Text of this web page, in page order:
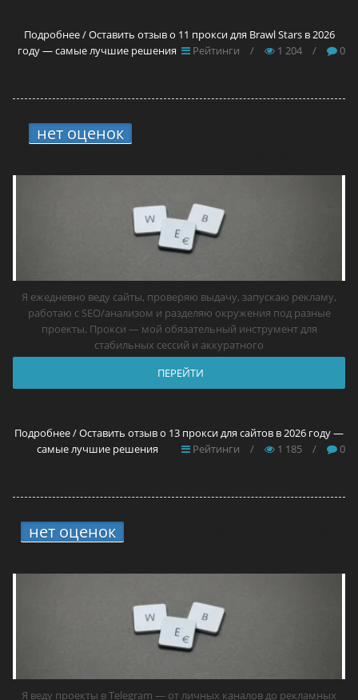
Подробнее / Оставить отзыв о 11 прокси для Brawl Stars в 2026
году — самые лучшие решения
Рейтинги / 1 204 / 0
нет оценок
Я ежедневно веду сайты, проверяю выдачу, запускаю рекламу,
работаю с SEO/анализом и разделяю окружения под разные
проекты. Прокси — мой обязательный инструмент для
стабильных сессий и аккуратного
ПЕРЕЙТИ
Подробнее / Оставить отзыв о 13 прокси для сайтов в 2026 году —
самые лучшие решения
Рейтинги / 1 185 / 0
нет оценок
Я веду проекты в Telegram — от личных каналов до рекламных